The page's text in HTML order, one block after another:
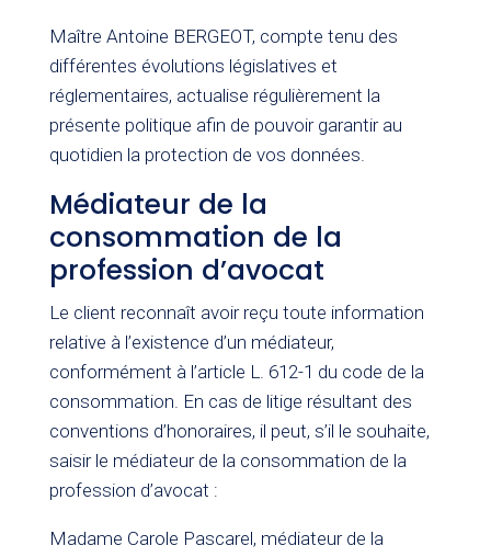
Maître Antoine BERGEOT, compte tenu des
différentes évolutions législatives et
réglementaires, actualise régulièrement la
présente politique afin de pouvoir garantir au
quotidien la protection de vos données.
Médiateur de la
consommation de la
profession d’avocat
Le client reconnaît avoir reçu toute information
relative à l’existence d’un médiateur,
conformément à l’article L. 612-1 du code de la
consommation. En cas de litige résultant des
conventions d’honoraires, il peut, s’il le souhaite,
saisir le médiateur de la consommation de la
profession d’avocat :
Madame Carole Pascarel, médiateur de la